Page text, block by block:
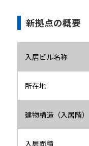
新拠点の概要
入居ビル名称
所在地
建物構造（入居階）
入居面積